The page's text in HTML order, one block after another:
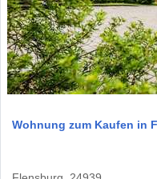
Wohnung zum Kaufen in